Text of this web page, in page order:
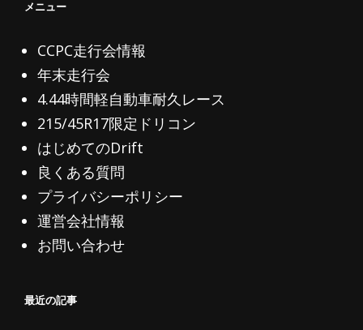
ョ
ン
メニュー
CCPC走行会情報
年末走行会
4.44時間軽自動車耐久レース
215/45R17限定ドリコン
はじめてのDrift
良くある質問
プライバシーポリシー
運営会社情報
お問い合わせ
最近の記事